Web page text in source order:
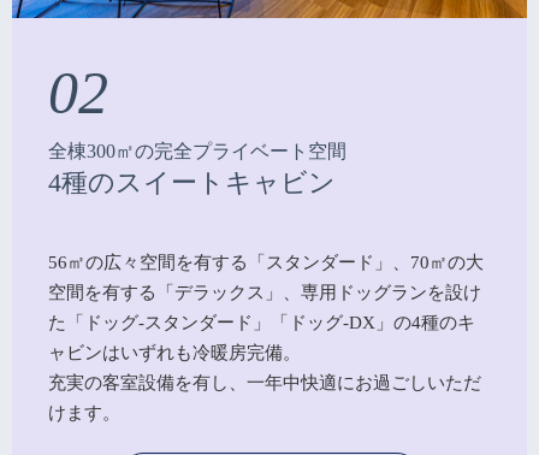
02
全棟300㎡の完全プライベート空間
4種のスイートキャビン
56㎡の広々空間を有する「スタンダード」、70㎡の大
空間を有する「デラックス」、専用ドッグランを設け
た「ドッグ-スタンダード」「ドッグ-DX」の4種のキ
ャビンはいずれも冷暖房完備。
充実の客室設備を有し、一年中快適にお過ごしいただ
けます。